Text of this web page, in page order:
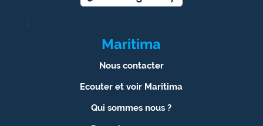
1
Maritima
Nous contacter
Ecouter et voir Maritima
Qui sommes nous ?